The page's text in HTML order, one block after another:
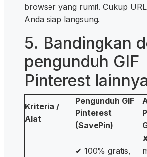
browser yang rumit. Cukup
Anda siap langsung.
5. Bandingkan
pengunduh GIF
Pinterest lainnya
Kriteria /
Alat
Pengunduh GIF
Pinterest
(SavePin)
✔ 100% gratis,